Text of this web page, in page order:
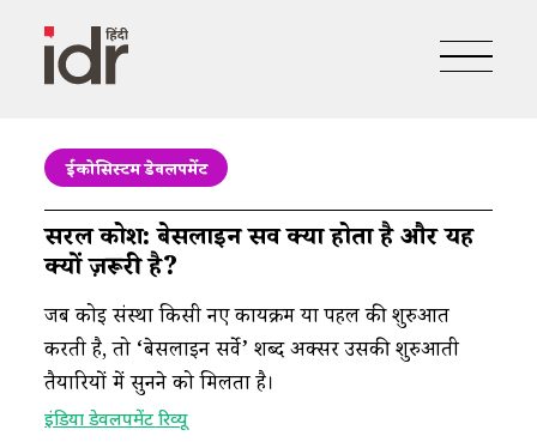
ईकोसिस्टम डेवलपमेंट
सरल कोश: बेसलाइन सर्वे क्या होता है और यह
क्यों ज़रूरी है?
जब कोई संस्था किसी नए कार्यक्रम या पहल की शुरुआत
करती है, तो ‘बेसलाइन सर्वे’ शब्द अक्सर उसकी शुरुआती
तैयारियों में सुनने को मिलता है।
इंडिया डेवलपमेंट रिव्यू